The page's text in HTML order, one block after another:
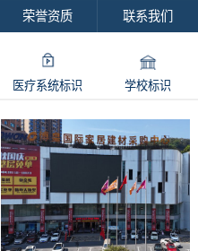
荣誉资质 联系我们
医疗系统标识 学校标识